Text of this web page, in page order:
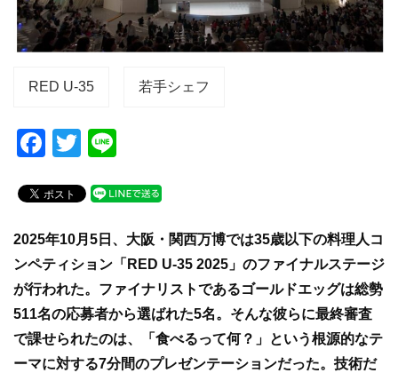
RED U-35 若手シェフ
F
c
e
b
o
o
k
T
tt
er
e
2025年10月5日、大阪・関西万博では35歳以下の料理人コ
ンペティション「RED U-35 2025」のファイナルステージ
が行われた。ファイナリストであるゴールドエッグは総勢
511名の応募者から選ばれた5名。そんな彼らに最終審査
で課せられたのは、「食べるって何？」という根源的なテ
ーマに対する7分間のプレゼンテーションだった。技術だ